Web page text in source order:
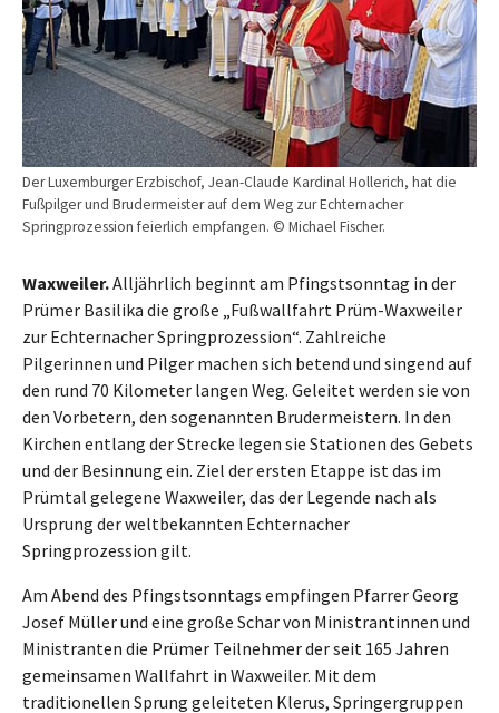
Der Luxemburger Erzbischof, Jean-Claude Kardinal Hollerich, hat die
Fußpilger und Brudermeister auf dem Weg zur Echternacher
Springprozession feierlich empfangen. © Michael Fischer.
Waxweiler.Alljährlich beginnt am Pfingstsonntag in der
Prümer Basilika die große „Fußwallfahrt Prüm-Waxweiler
zur Echternacher Springprozession“. Zahlreiche
Pilgerinnen und Pilger machen sich betend und singend auf
den rund 70 Kilometer langen Weg. Geleitet werden sie von
den Vorbetern, den sogenannten Brudermeistern. In den
Kirchen entlang der Strecke legen sie Stationen des Gebets
und der Besinnung ein. Ziel der ersten Etappe ist das im
Prümtal gelegene Waxweiler, das der Legende nach als
Ursprung der weltbekannten Echternacher
Springprozession gilt.
Am Abend des Pfingstsonntags empfingen Pfarrer Georg
Josef Müller und eine große Schar von Ministrantinnen und
Ministranten die Prümer Teilnehmer der seit 165 Jahren
gemeinsamen Wallfahrt in Waxweiler. Mit dem
traditionellen Sprung geleiteten Klerus, Springergruppen